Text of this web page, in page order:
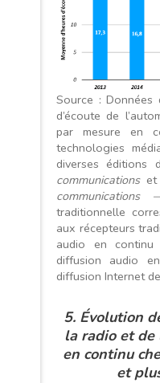
Source : Données
d’écoute de
par mesure en
technologies
diverses éditions
communicationset
traditionnelle
aux récepteurs
audio en
diffusion audio
diffusion Internet
5. Évolution
la radio et de
en continu
et